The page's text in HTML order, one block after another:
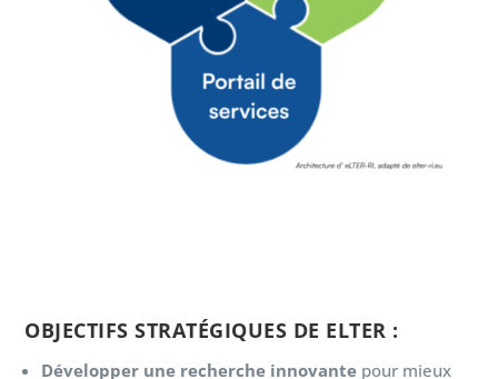
OBJECTIFS STRATÉGIQUES DE ELTER :
Développer une recherche innovante pour mieux